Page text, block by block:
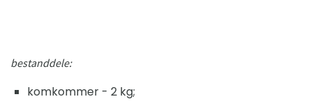
bestanddele:
komkommer - 2 kg;